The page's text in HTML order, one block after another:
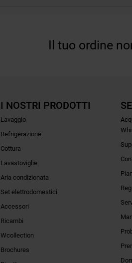
Il tuo ordine
I NOSTRI PRODOTTI
Lavaggio
Refrigerazione
Cottura
Lavastoviglie
Aria condizionata
Set elettrodomestici
Accessori
Ricambi
Wcollection
Brochures